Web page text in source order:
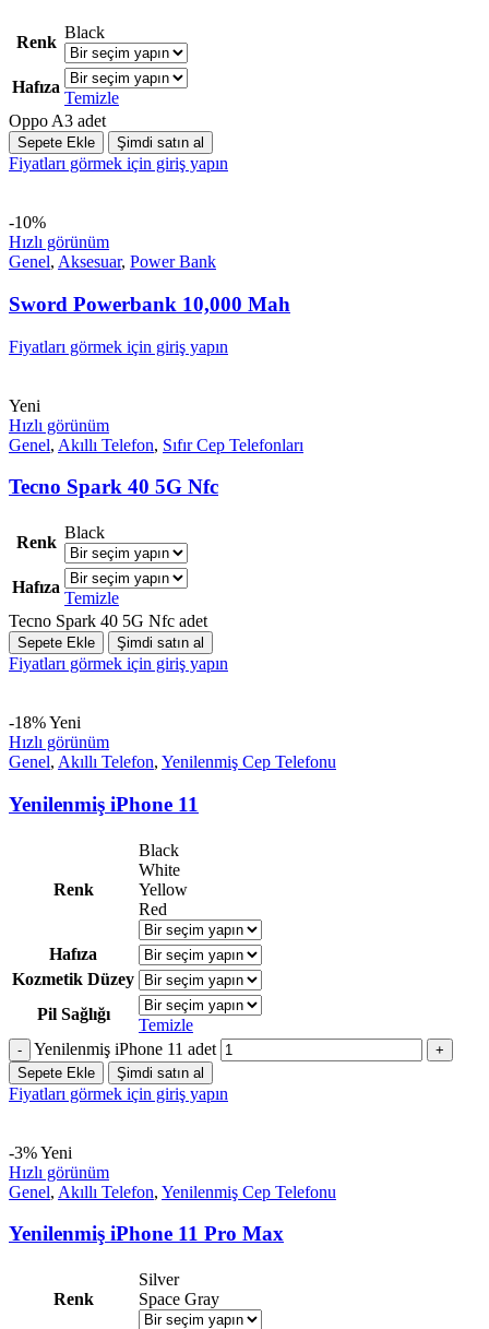
Renk
Black
Hafıza
Temizle
Oppo A3 adet
Sepete Ekle Şimdi satın al
Fiyatları görmek için giriş yapın
-10%
Hızlı görünüm
Genel, Aksesuar, Power Bank
Sword Powerbank 10,000 Mah
Fiyatları görmek için giriş yapın
Yeni
Hızlı görünüm
Genel, Akıllı Telefon, Sıfır Cep Telefonları
Tecno Spark 40 5G Nfc
Renk
Black
Hafıza
Temizle
Tecno Spark 40 5G Nfc adet
Sepete Ekle Şimdi satın al
Fiyatları görmek için giriş yapın
-18%Yeni
Hızlı görünüm
Genel, Akıllı Telefon, Yenilenmiş Cep Telefonu
Yenilenmiş iPhone 11
Renk
Black
White
Yellow
Red
Hafıza
Kozmetik Düzey
Pil Sağlığı
Temizle
Yenilenmiş iPhone 11 adet
Sepete Ekle Şimdi satın al
Fiyatları görmek için giriş yapın
-3%Yeni
Hızlı görünüm
Genel, Akıllı Telefon, Yenilenmiş Cep Telefonu
Yenilenmiş iPhone 11 Pro Max
Renk
Silver
Space Gray